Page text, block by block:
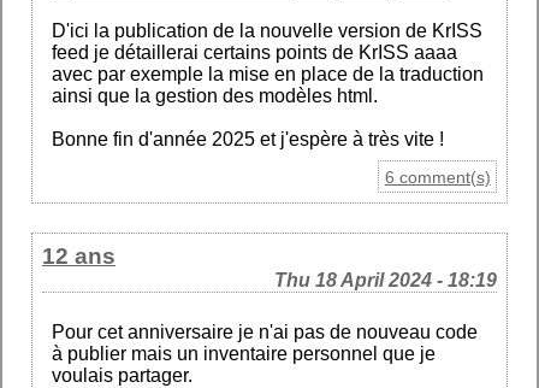
D'ici la publication de la nouvelle version de KrISS
feed je détaillerai certains points de KrISS aaaa
avec par exemple la mise en place de la traduction
ainsi que la gestion des modèles html.
Bonne fin d'année 2025 et j'espère à très vite !
6 comment(s)
12 ans
Thu 18 April 2024 - 18:19
Pour cet anniversaire je n'ai pas de nouveau code
à publier mais un inventaire personnel que je
voulais partager.